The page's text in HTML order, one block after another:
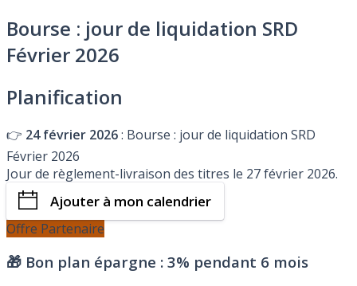
Bourse : jour de liquidation SRD
Février 2026
Planification
👉 24 février 2026: Bourse : jour de liquidation SRD
Février 2026
Jour de règlement-livraison des titres le 27 février 2026.
Ajouter à mon calendrier
Offre Partenaire
🎁 Bon plan épargne : 3% pendant 6 mois